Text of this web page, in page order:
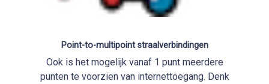
Point-to-multipoint straalverbindingen
Ook is het mogelijk vanaf 1 punt meerdere
punten te voorzien van internettoegang. Denk